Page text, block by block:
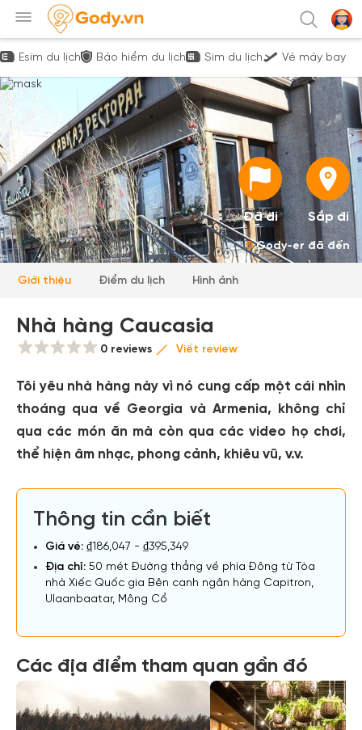
Esim du lịch Bảo hiểm du lịch Sim du lịch Vé máy bay
Đã đi Sắp đi
0Gody-er đã đến
Giới thiệu Điểm du lịch Hình ảnh
Nhà hàng Caucasia
0 reviews Viết review
Tôi yêu nhà hàng này vì nó cung cấp một cái nhìn
thoáng qua về Georgia và Armenia, không chỉ
qua các món ăn mà còn qua các video họ chơi,
thể hiện âm nhạc, phong cảnh, khiêu vũ, v.v.
Thông tin cần biết
Giá vé: ₫186,047 - ₫395,349
Địa chỉ: 50 mét Đường thẳng về phía Đông từ Tòa
nhà Xiếc Quốc gia Bên cạnh ngân hàng Capitron,
Ulaanbaatar, Mông Cổ
Các địa điểm tham quan gần đó